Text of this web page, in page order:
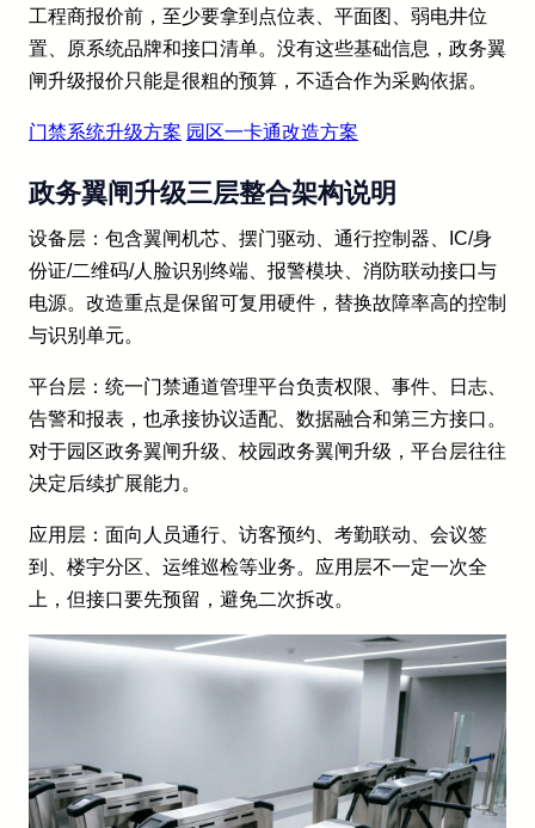
工程商报价前，至少要拿到点位表、平面图、弱电井位
置、原系统品牌和接口清单。没有这些基础信息，政务翼
闸升级报价只能是很粗的预算，不适合作为采购依据。
门禁系统升级方案 园区一卡通改造方案
政务翼闸升级三层整合架构说明
设备层：包含翼闸机芯、摆门驱动、通行控制器、IC/身
份证/二维码/人脸识别终端、报警模块、消防联动接口与
电源。改造重点是保留可复用硬件，替换故障率高的控制
与识别单元。
平台层：统一门禁通道管理平台负责权限、事件、日志、
告警和报表，也承接协议适配、数据融合和第三方接口。
对于园区政务翼闸升级、校园政务翼闸升级，平台层往往
决定后续扩展能力。
应用层：面向人员通行、访客预约、考勤联动、会议签
到、楼宇分区、运维巡检等业务。应用层不一定一次全
上，但接口要先预留，避免二次拆改。